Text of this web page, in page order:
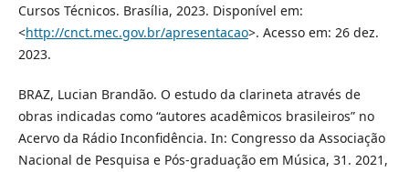
Cursos Técnicos. Brasília, 2023. Disponível em:
<http://cnct.mec.gov.br/apresentacao>. Acesso em: 26 dez.
2023.
BRAZ, Lucian Brandão. O estudo da clarineta através de
obras indicadas como “autores acadêmicos brasileiros” no
Acervo da Rádio Inconfidência. In: Congresso da Associação
Nacional de Pesquisa e Pós-graduação em Música, 31. 2021,